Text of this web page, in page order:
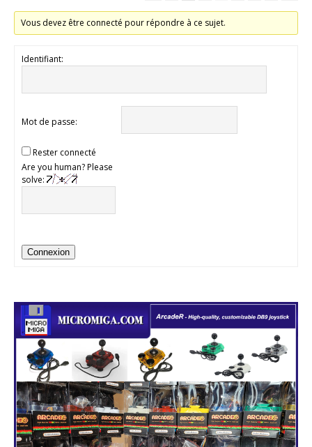
Vous devez être connecté pour répondre à ce sujet.
Identifiant:
Mot de passe:
Rester connecté
Are you human? Please
solve:
Connexion